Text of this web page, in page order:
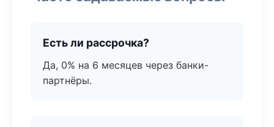
Есть ли рассрочка?
Да, 0% на 6 месяцев через банки-
партнёры.